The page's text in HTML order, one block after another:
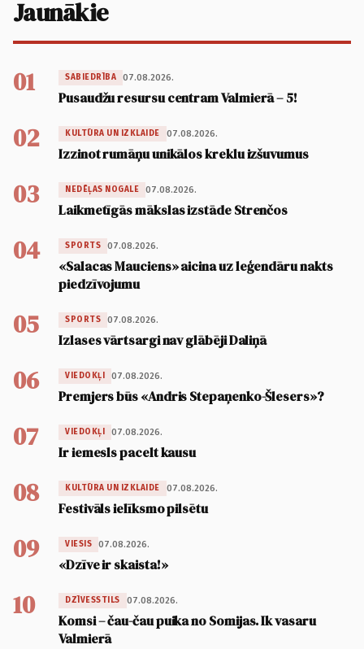
Jaunākie
01 SABIEDRĪBA 07.08.2026.
Pusaudžu resursu centram Valmierā – 5!
02 KULTŪRA UN IZKLAIDE 07.08.2026.
Izzinot rumāņu unikālos kreklu izšuvumus
03 NEDĒĻAS NOGALE 07.08.2026.
Laikmetīgās mākslas izstāde Strenčos
04 SPORTS 07.08.2026.
«Salacas Mauciens» aicina uz leģendāru nakts
piedzīvojumu
05 SPORTS 07.08.2026.
Izlases vārtsargi nav glābēji Daliņā
06 VIEDOKĻI 07.08.2026.
Premjers būs «Andris Stepaņenko-Šlesers»?
07 VIEDOKĻI 07.08.2026.
Ir iemesls pacelt kausu
08 KULTŪRA UN IZKLAIDE 07.08.2026.
Festivāls ielīksmo pilsētu
09 VIESIS 07.08.2026.
«Dzīve ir skaista!»
10 DZĪVESSTILS 07.08.2026.
Komsi – čau-čau puika no Somijas. Ik vasaru
Valmierā